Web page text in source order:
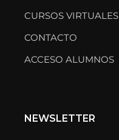
CURSOS VIRTUALES
CONTACTO
ACCESO ALUMNOS
NEWSLETTER